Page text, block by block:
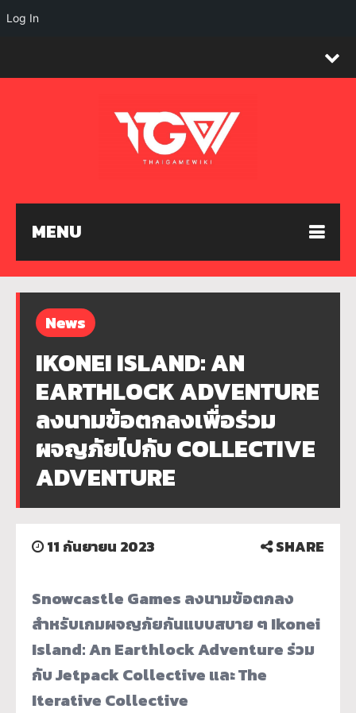
MENU
News
IKONEI ISLAND: AN
EARTHLOCK ADVENTURE
ลงนามข้อตกลงเพื่อร่วม
ผจญภัยไปกับ COLLECTIVE
ADVENTURE
11 กันยายน 2023 SHARE
Snowcastle Games ลงนามข้อตกลง
สำหรับเกมผจญภัยกันแบบสบาย ๆ Ikonei
Island: An Earthlock Adventure ร่วม
กับ Jetpack Collective และ The
Iterative Collective
Log In